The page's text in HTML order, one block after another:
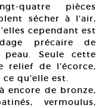
quatre pièces
sécher à l’air,
cependant est
précaire de
peau. Seule cette
de l’écorce,
qu’elle est.
encore de bronze,
vermoulus,